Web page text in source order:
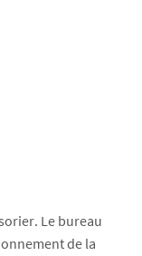
Le bureau
de la